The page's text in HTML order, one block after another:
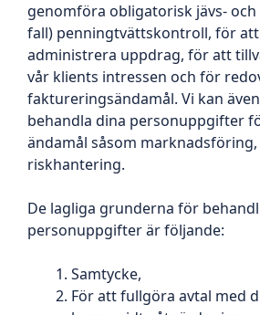
genomföra obligatorisk jävs-
fall) penningtvättskontroll, för
administrera uppdrag, för att
vår klients intressen och för
faktureringsändamål. Vi kan
behandla dina personuppgifter
ändamål såsom
riskhantering.
De lagliga grunderna för
personuppgifter är följande:
Samtycke,
För att fullgöra avtal med